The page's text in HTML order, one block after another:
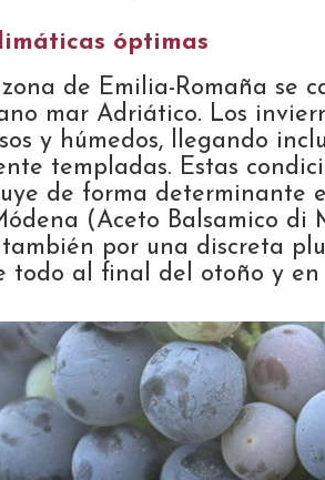
óptimas
zona de Emilia-Romaña se
mar Adriático. Los
y húmedos, llegando
templadas. Estas
de forma determinante
(Aceto Balsamico
por una discreta
todo al final del otoño y en